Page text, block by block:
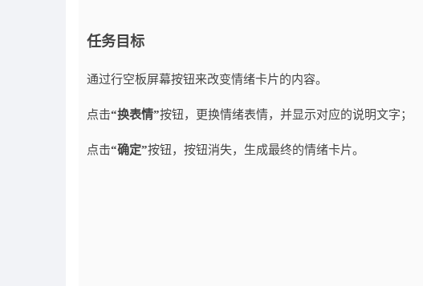
任务目标
通过行空板屏幕按钮来改变情绪卡片的内容。
点击“换表情”按钮，更换情绪表情，并显示对应的说明文字；
点击“确定”按钮，按钮消失，生成最终的情绪卡片。